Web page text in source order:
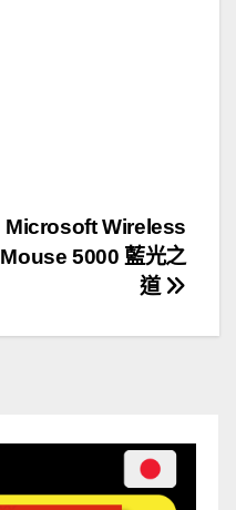
Microsoft Wireless
Mouse 5000 藍光之
道